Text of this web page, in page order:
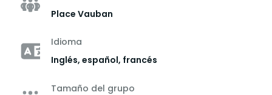
Place Vauban
Idioma
Inglés, español, francés
Tamaño del grupo